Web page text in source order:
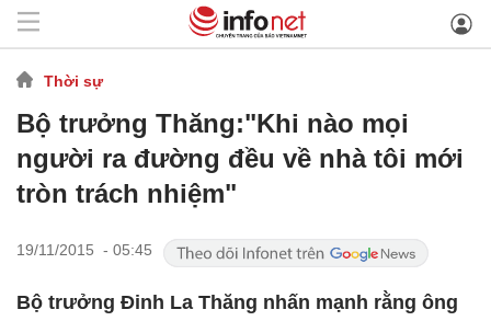
Thời sự
Bộ trưởng Thăng:"Khi nào mọi
người ra đường đều về nhà tôi mới
tròn trách nhiệm"
19/11/2015 - 05:45
Bộ trưởng Đinh La Thăng nhấn mạnh rằng ông